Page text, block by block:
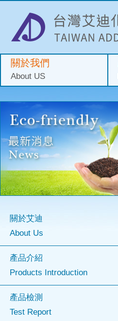
關於我們
About US
關於艾迪
About Us
產品介紹
Products Introduction
產品檢測
Test Report